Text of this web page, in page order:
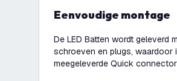
Eenvoudige montage
De LED Batten wordt geleverd
schroeven en plugs,
meegeleverde Quick